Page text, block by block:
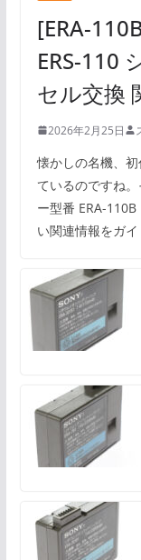
[ERA-
ERS-110
セル交換
2026年2月25日
懐かしの名機、
ているのですね
ー型番 ERA-
い関連情報をガ